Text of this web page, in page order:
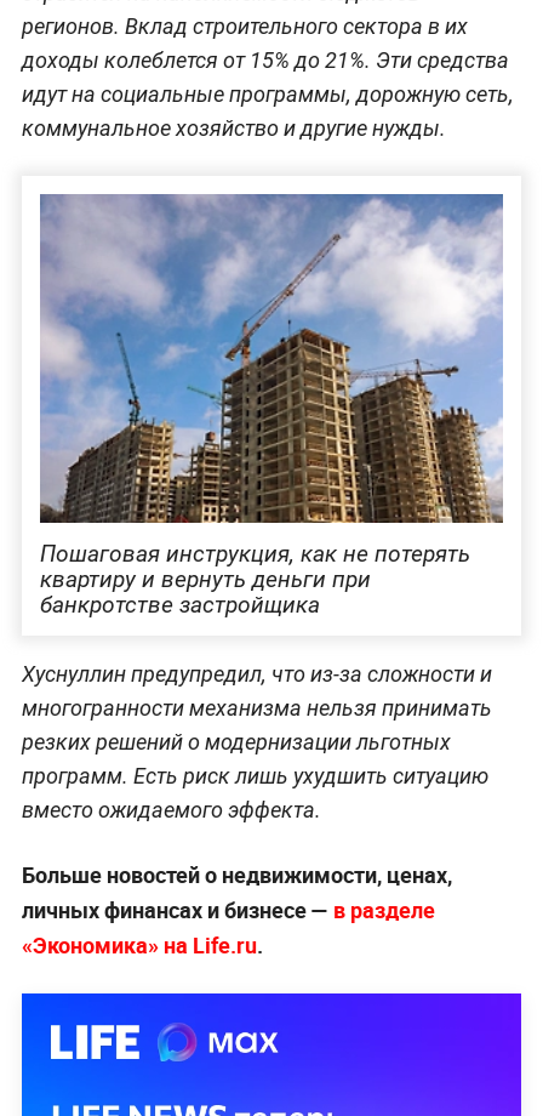
регионов. Вклад строительного сектора в их
доходы колеблется от 15% до 21%. Эти средства
идут на социальные программы, дорожную сеть,
коммунальное хозяйство и другие нужды.
Пошаговая инструкция, как не потерять
квартиру и вернуть деньги при
банкротстве застройщика
Хуснуллин предупредил, что из-за сложности и
многогранности механизма нельзя принимать
резких решений о модернизации льготных
программ. Есть риск лишь ухудшить ситуацию
вместо ожидаемого эффекта.
Больше новостей о недвижимости, ценах,
личных финансах и бизнесе — в разделе
«Экономика» на Life.ru.